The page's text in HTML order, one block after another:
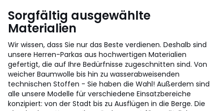
Sorgfältig ausgewählte
Materialien
Wir wissen, dass Sie nur das Beste verdienen. Deshalb sind
unsere Herren-Parkas aus hochwertigen Materialien
gefertigt, die auf Ihre Bedürfnisse zugeschnitten sind. Von
weicher Baumwolle bis hin zu wasserabweisenden
technischen Stoffen - Sie haben die Wahl! Außerdem sind
alle unsere Modelle für verschiedene Einsatzbereiche
konzipiert: von der Stadt bis zu Ausflügen in die Berge. Die